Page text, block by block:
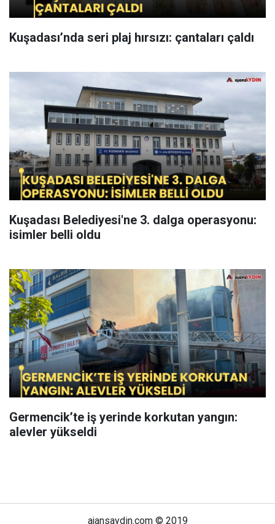
Kuşadası’nda seri plaj hırsızı: çantaları çaldı
Kuşadası Belediyesi'ne 3. dalga operasyonu:
isimler belli oldu
Germencik’te iş yerinde korkutan yangın:
alevler yükseldi
ajansaydin.com © 2019